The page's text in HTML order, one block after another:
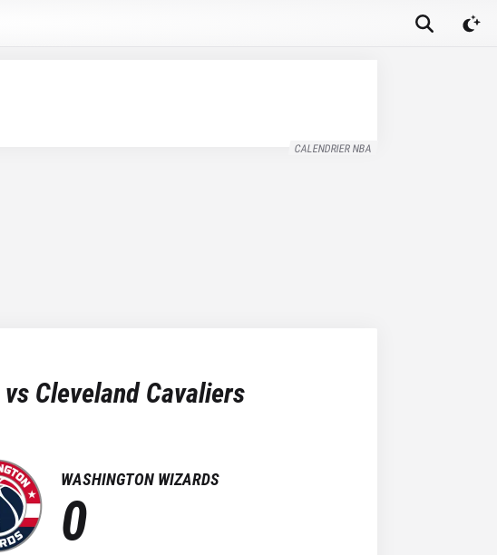
CALENDRIER NBA
vs Cleveland Cavaliers
WASHINGTON WIZARDS
0